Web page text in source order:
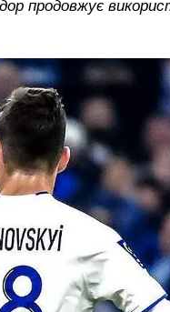
продовжує